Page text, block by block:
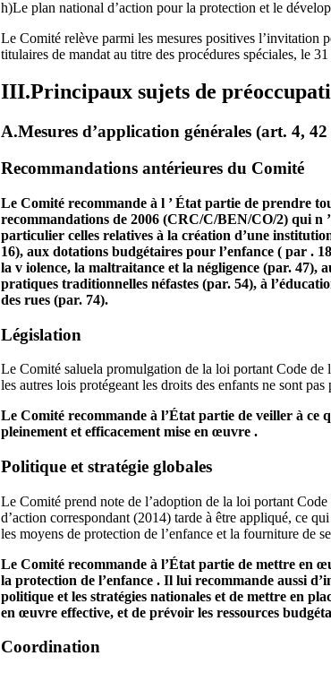
h)Le plan national d’action pour la protection et le
Le Comité relève parmi les mesures positives l’invitation
titulaires de mandat au titre des procédures spéciales, le
III.Principaux sujets de
A.Mesures d’application générales (art. 4,
Recommandations antérieures du Comité
Le Comité recommande à l ’ État partie de prendre
recommandations de 2006 (CRC/C/BEN/CO/2) qui n
particulier celles relatives à la création d’une
16), aux dotations budgétaires pour l’enfance ( par .
la v iolence, la maltraitance et la négligence (par. 47),
pratiques traditionnelles néfastes (par. 54), à
des rues (par. 74).
Législation
Le Comité saluela promulgation de la loi portant Code de
les autres lois protégeant les droits des enfants ne sont
Le Comité recommande à l’État partie de veiller à ce
pleinement et efficacement mise en œuvre .
Politique et stratégie globales
Le Comité prend note de l’adoption de la loi portant
d’action correspondant (2014) tarde à être appliqué, ce
les moyens de protection de l’enfance et la fourniture de
Le Comité recommande à l’État partie de mettre en
la protection de l’enfance . Il lui recommande aussi
politique et les stratégies nationales et de mettre en
en œuvre effective, et de prévoir les ressources
Coordination